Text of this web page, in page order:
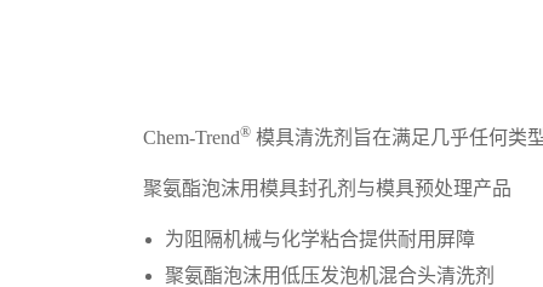
Chem-Trend®模具清洗剂旨在满足几乎任何类
聚氨酯泡沫用模具封孔剂与模具预处理产品
为阻隔机械与化学粘合提供耐用屏障
聚氨酯泡沫用低压发泡机混合头清洗剂